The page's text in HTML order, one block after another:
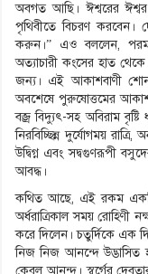
অবগত আছি। ঈশ্বরের
পৃথিবীতে বিচরণ করবেন।
করুন।” এও বললেন, পরম
অত্যাচারী কংসের হাত
জন্য। এই আকাশবাণী
অবশেষে পুরুষোত্তমের
বজ্র বিদ্যুৎ-সহ অবিরাম
নিরবিচ্ছিন্ন দুর্যোগময়
উদ্বিগ্ন এবং সদ্বগুণরূপী
আবদ্ধ।
কথিত আছে, এই রকম একটি
অর্ধরাত্রিকাল সময় রোহিণী
করে দিলেন। চতুর্দিকে এক
নিজ নিজ আনন্দে উদ্ভাসিত